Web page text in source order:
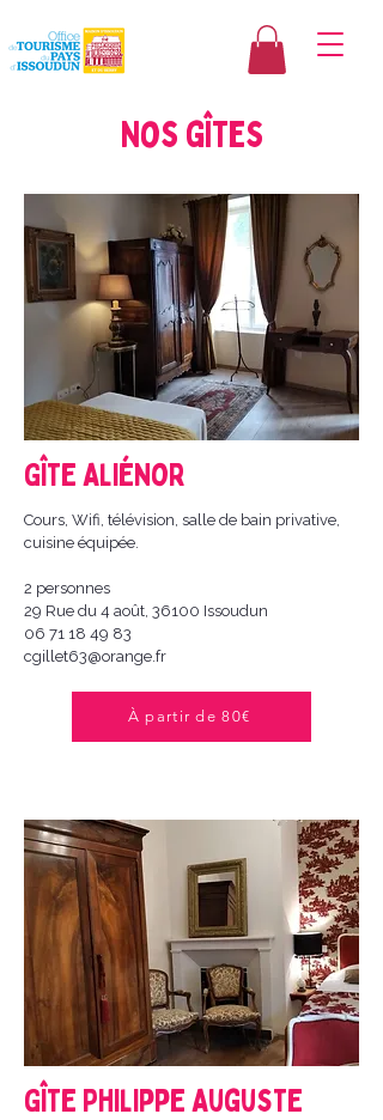
Nos gîtes
Gîte Aliénor
Cours, Wifi, télévision, salle de bain privative,
cuisine équipée.
2 personnes
29 Rue du 4 août, 36100 Issoudun
06 71 18 49 83
cgillet63@orange.fr
À partir de 80€
Gîte Philippe Auguste